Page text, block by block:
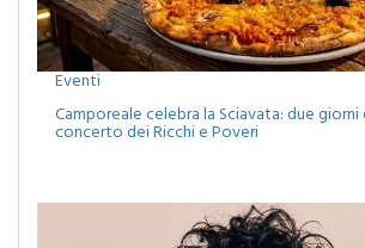
Eventi
Camporeale celebra la Sciavata: due
concerto dei Ricchi e Poveri